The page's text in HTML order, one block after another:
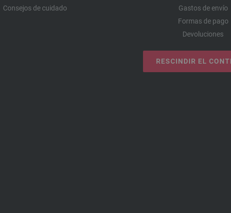
Consejos de cuidado
Gastos de envío
Formas de pago
Devoluciones
RESCINDIR EL